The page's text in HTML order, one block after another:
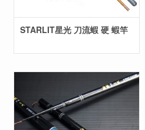
STARLIT星光 刀流蝦 硬 蝦竿